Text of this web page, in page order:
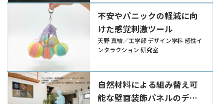
不安やパニックの軽減に向
けた感覚刺激ツール
天野 真結／工学部 デザイン学科 感性イ
ンタラクション 研究室
自然材料による組み替え可
能な壁面装飾パネルのデザ